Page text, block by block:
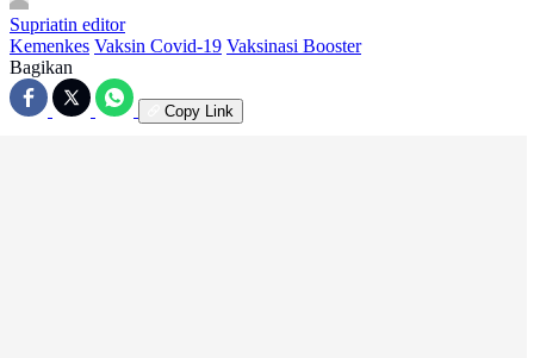
Supriatin editor
Kemenkes Vaksin Covid-19 Vaksinasi Booster
Bagikan
Copy Link